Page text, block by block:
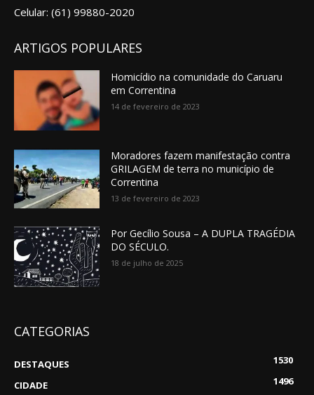
Celular: (61) 99880-2020
ARTIGOS POPULARES
Homicídio na comunidade do Caruaru
em Correntina
14 de fevereiro de 2023
Moradores fazem manifestação contra
GRILAGEM de terra no município de
Correntina
13 de fevereiro de 2023
Por Gecílio Sousa – A DUPLA TRAGÉDIA
DO SÉCULO.
18 de julho de 2025
CATEGORIAS
DESTAQUES
1530
CIDADE
1496